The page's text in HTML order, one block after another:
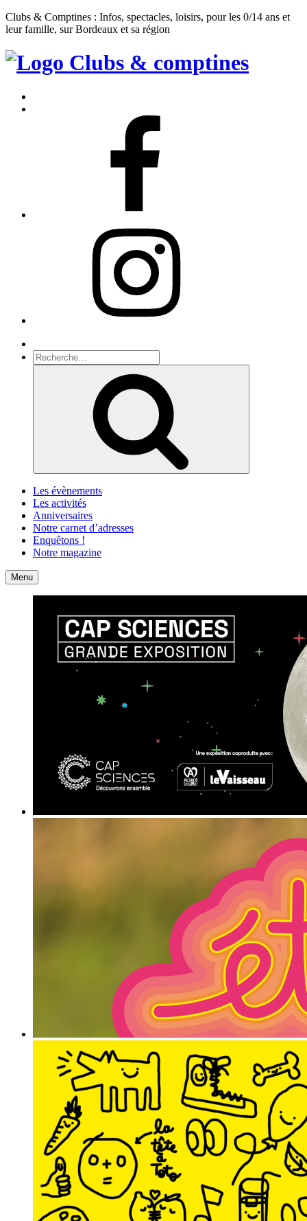
Clubs & Comptines : Infos, spectacles, loisirs, pour les 0/14 ans et
leur famille, sur Bordeaux et sa région
Clubs
Comptines
Recherche
pour
Les évènements
Les activités
Anniversaires
Notre carnet d’adresses
Enquêtons !
Notre magazine
Accueil
Menu Contact